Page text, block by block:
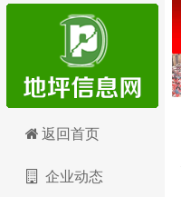
地坪信息网
返回首页
企业动态